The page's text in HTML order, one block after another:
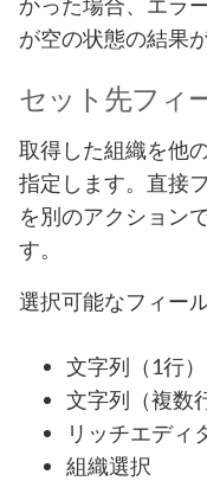
が空の状態の結果
セット先フィ
取得した組織を他
指定します。直接
を別のアクション
す。
選択可能なフィー
文字列（1行）
文字列（複数
リッチエディ
組織選択